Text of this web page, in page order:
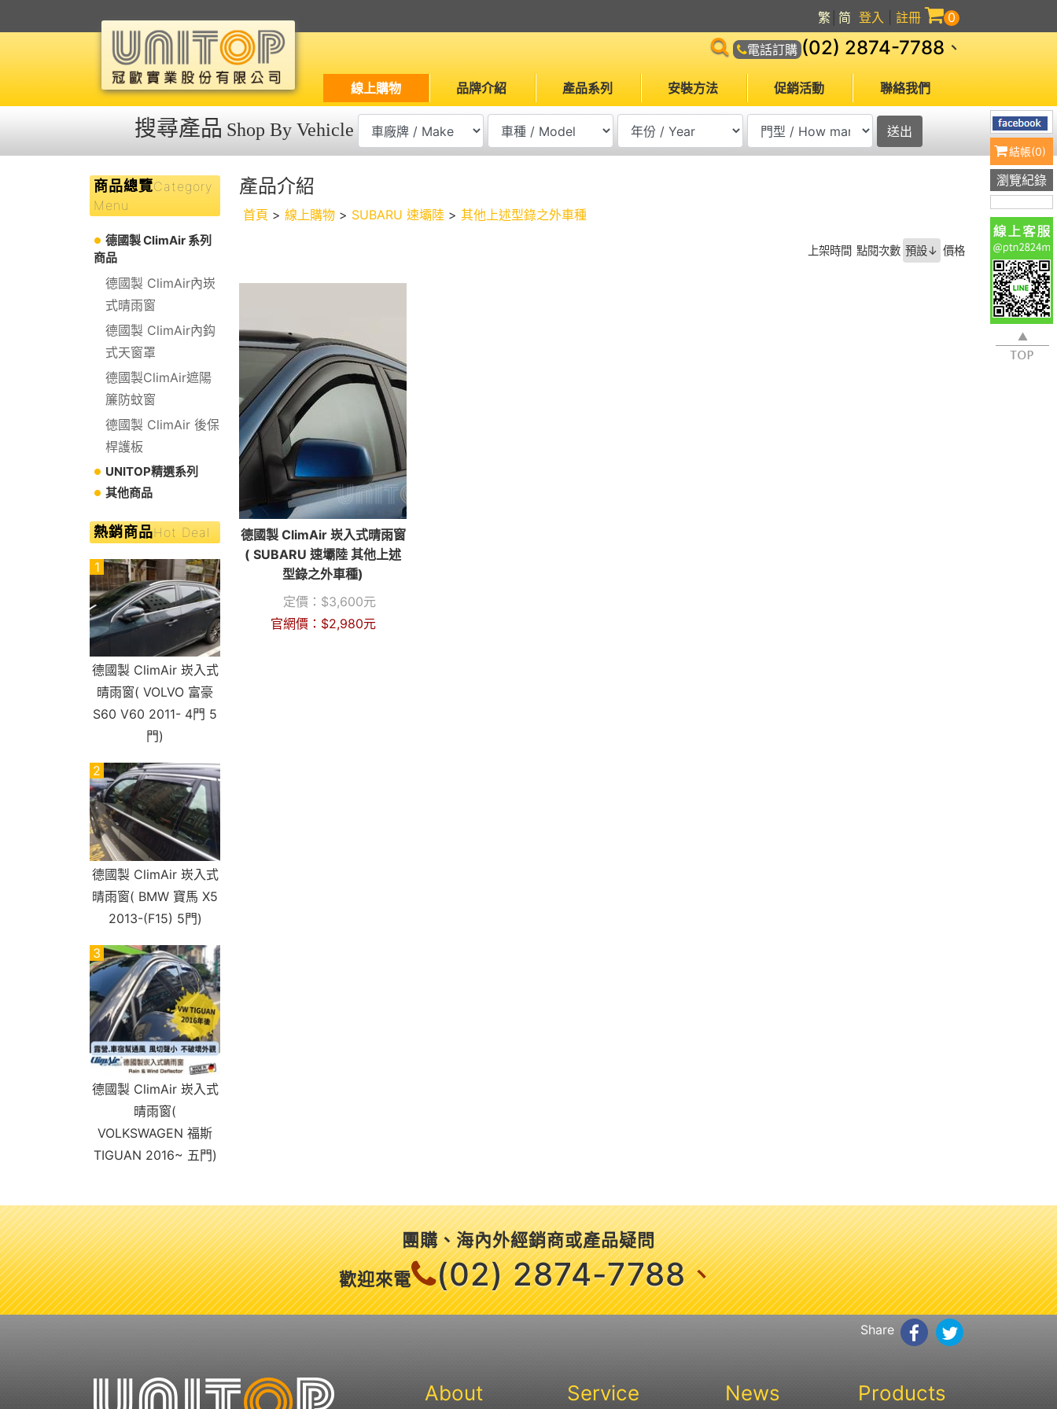
結帳(0)
瀏覽紀錄
登入 註冊 0
繁 简
電話訂購 (02) 2874-7788 、
線上購物 品牌介紹 產品系列 安裝方法 促銷活動 聯絡我們
搜尋產品 Shop By Vehicle
商品總覽Category
Menu
德國製 ClimAir 系列
商品
德國製 ClimAir內崁
式晴雨窗
德國製 ClimAir內鈎
式天窗罩
德國製ClimAir遮陽
簾防蚊窗
德國製 ClimAir 後保
桿護板
UNITOP精選系列
其他商品
熱銷商品Hot Deal
1
德國製 ClimAir 崁入式
晴雨窗( VOLVO 富豪
S60 V60 2011- 4門 5
門)
2
德國製 ClimAir 崁入式
晴雨窗( BMW 寶馬 X5
2013-(F15) 5門)
3
德國製 ClimAir 崁入式
晴雨窗(
VOLKSWAGEN 福斯
TIGUAN 2016~ 五門)
產品介紹
首頁 > 線上購物 > SUBARU 速壩陸 > 其他上述型錄之外車種
上架時間 點閱次數 預設↓ 價格
德國製 ClimAir 崁入式晴雨窗
( SUBARU 速壩陸 其他上述
型錄之外車種)
定價： $3,600元
官網價： $2,980元
團購、海內外經銷商或產品疑問
歡迎來電
(02) 2874-7788、
Share
About Service News Products